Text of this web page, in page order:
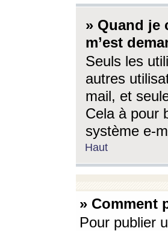
» Quand je
m’est
Seuls les
autres
mail, et
Cela à pour
système e-
Haut
» Comment
Pour publier